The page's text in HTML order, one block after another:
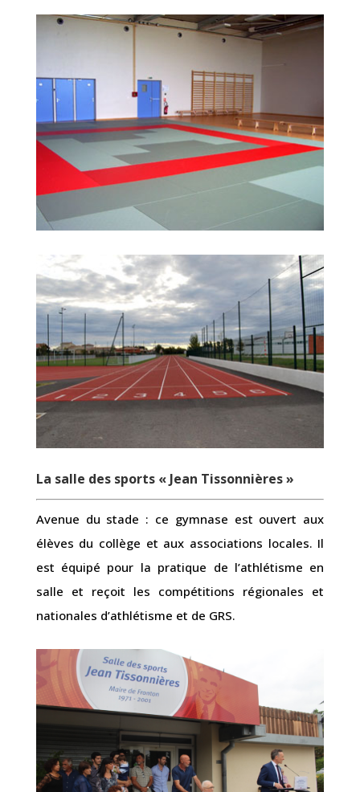
La salle des sports « Jean Tissonnières »
Avenue du stade : ce gymnase est ouvert aux
élèves du collège et aux associations locales. Il
est équipé pour la pratique de l’athlétisme en
salle et reçoit les compétitions régionales et
nationales d’athlétisme et de GRS.